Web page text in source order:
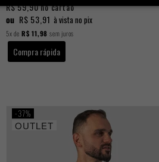
R$ 59,90no cartão
ou R$ 53,91 à vista no pix
5xde R$ 11,98 sem juros
Compra rápida
OUTLET
37%